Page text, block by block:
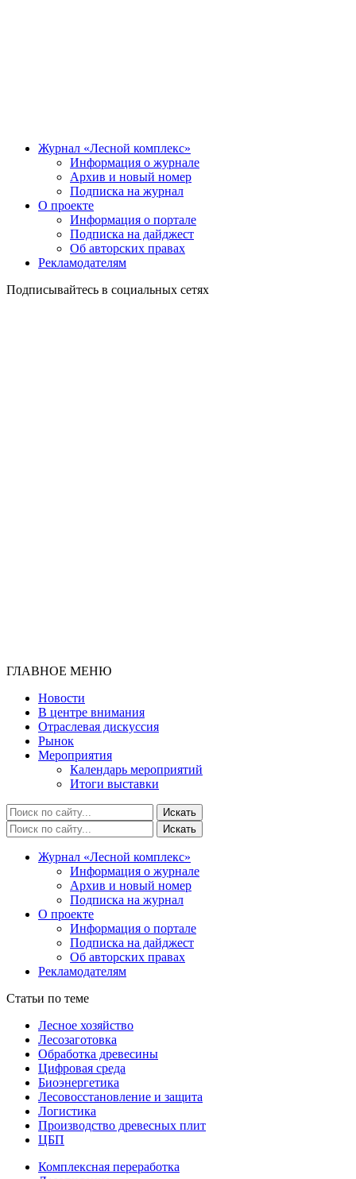
Журнал «Лесной комплекс»
Информация о журнале
Архив и новый номер
Подписка на журнал
О проекте
Информация о портале
Подписка на дайджест
Об авторских правах
Рекламодателям
Подписывайтесь в социальных сетях
ГЛАВНОЕ МЕНЮ
Новости
В центре внимания
Отраслевая дискуссия
Рынок
Мероприятия
Календарь мероприятий
Итоги выставки
Журнал «Лесной комплекс»
Информация о журнале
Архив и новый номер
Подписка на журнал
О проекте
Информация о портале
Подписка на дайджест
Об авторских правах
Рекламодателям
Статьи по теме
Лесное хозяйство
Лесозаготовка
Обработка древесины
Цифровая среда
Биоэнергетика
Лесовосстановление и защита
Логистика
Производство древесных плит
ЦБП
Комплексная переработка